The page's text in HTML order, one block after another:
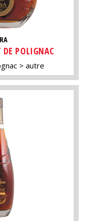
DE POLIGNAC
autre